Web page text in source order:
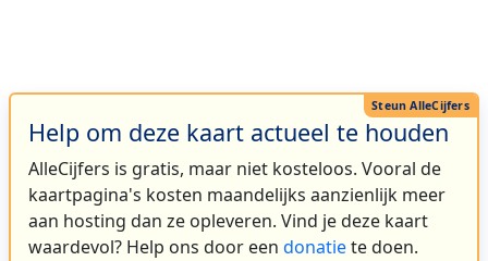
Help om deze kaart actueel te houden
AlleCijfers is gratis, maar niet kosteloos. Vooral de
kaartpagina's kosten maandelijks aanzienlijk meer
aan hosting dan ze opleveren. Vind je deze kaart
waardevol? Help ons door een donatiete doen.